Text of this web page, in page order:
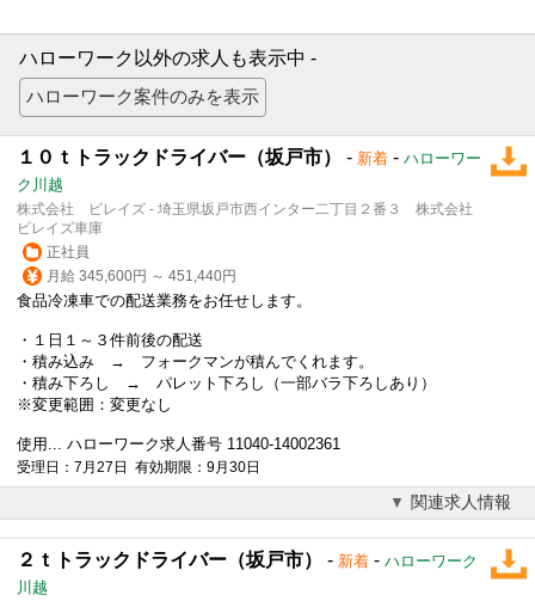
ハローワーク以外の求人も表示中 -
１０ｔトラックドライバー（坂戸市） - 新着 - ハローワー
ク川越
株式会社 ビレイズ - 埼玉県坂戸市西インター二丁目２番３ 株式会社
ビレイズ車庫
正社員
月給 345,600円 ～ 451,440円
食品冷凍車での配送業務をお任せします。
・１日１～３件前後の配送
・積み込み → フォークマンが積んでくれます。
・積み下ろし → パレット下ろし（一部バラ下ろしあり）
※変更範囲：変更なし
使用... ハローワーク求人番号 11040-14002361
受理日：7月27日 有効期限：9月30日
関連求人情報
２ｔトラックドライバー（坂戸市） - 新着 - ハローワーク
川越